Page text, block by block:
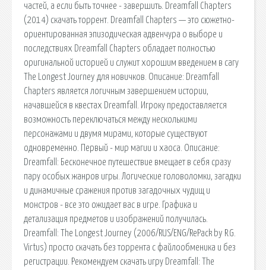
частей, а если быть точнее - завершить. Dreamfall Chapters
(2014) скачать торрент. Dreamfall Chapters — это сюжетно-
ориентированная эпизодическая адвенчура о выборе и
последствиях Dreamfall Chapters обладает полностью
оригинальной историей и служит хорошим введением в сагу
The Longest Journey для новичков. Описание: Dreamfall
Chapters является логичным завершением истории,
начавшейся в квестах Dreamfall. Игроку предоставляется
возможность переключаться между несколькими
персонажами и двумя мирами, которые существуют
одновременно. Первый - мир магии и хаоса. Описание:
Dreamfall: Бесконечное путешествие вмещает в себя сразу
пару особых жанров игры. Логические головоломки, загадки
и динамичные сражения против загадочных чудищ и
монстров - все это ожидает вас в игре. Графика и
детализация предметов и изображений получилась.
Dreamfall: The Longest Journey (2006/RUS/ENG/RePack by R.G.
Virtus) просто скачать без торрента с файлообменика и без
регистрации. Рекомендуем скачать игру Dreamfall: The